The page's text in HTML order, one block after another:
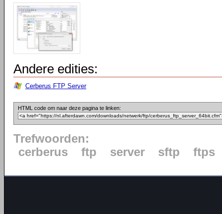
Andere edities:
Cerberus FTP Server
HTML code om naar deze pagina te linken:
Trefwoorden:
cerberus
ftp server sftp ftps